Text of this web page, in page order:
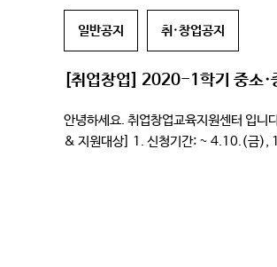
일반공지 취·창업공지
[취업창업] 2020-1학기 중소·
안녕하세요. 취업창업교육지원센터 입니
& 지원대상] 1. 신청기간: ~ 4.10.(금),